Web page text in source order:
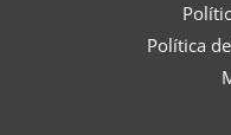
Política